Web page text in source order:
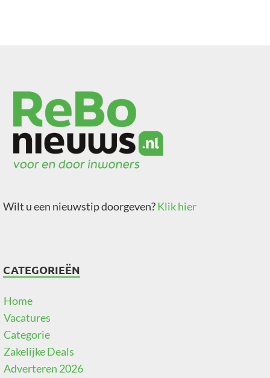
Wilt u een nieuwstip doorgeven?Klik hier
CATEGORIEËN
Home
Vacatures
Categorie
Zakelijke Deals
Adverteren 2026